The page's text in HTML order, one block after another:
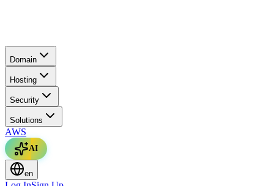
Domain
Hosting
Security
Solutions
AWS
AI
en